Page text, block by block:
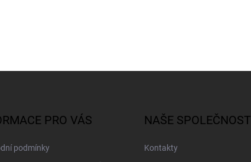
PRO VÁS
podmínky
NAŠE SPOLEČNOST
Kontakty